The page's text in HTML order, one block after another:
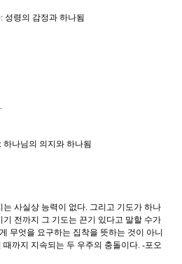
:성령의 감정과 하나됨
:하나님의 의지와 하나됨
는 사실상 능력이 없다. 그리고 기도가 하나
전까지 그 기도는 끈기 있다고 말할 수가
무엇을 요구하는 집착을 뜻하는 것이 아니
때까지 지속되는 두 우주의 충돌이다. -포오